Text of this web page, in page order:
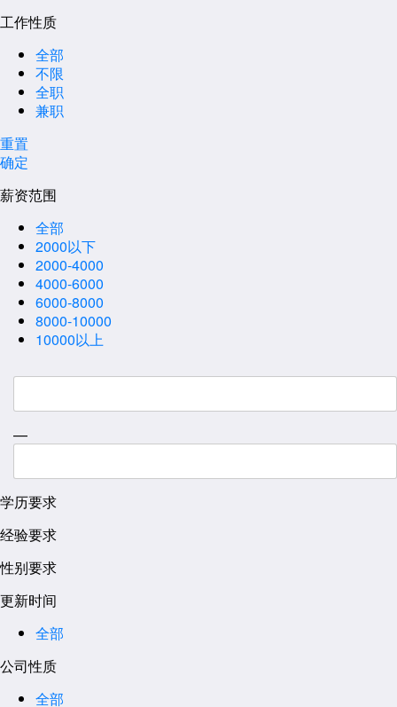
工作性质
全部
不限
全职
兼职
重置
确定
薪资范围
全部
2000以下
2000-4000
4000-6000
6000-8000
8000-10000
10000以上
—
学历要求
经验要求
性别要求
更新时间
全部
公司性质
全部